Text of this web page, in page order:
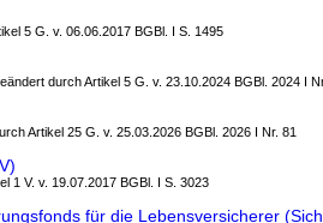
5 G. v. 06.06.2017 BGBl. I S. 1495
durch Artikel 5 G. v. 23.10.2024 BGBl. 2024 I
Artikel 25 G. v. 25.03.2026 BGBl. 2026 I Nr. 81
1 V. v. 19.07.2017 BGBl. I S. 3023
für die Lebensversicherer